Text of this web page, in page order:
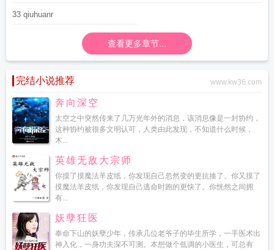
33 qiuhuanr
查看更多章节...
完结小说推荐 www.kw36.com
奔向深空
太空之中突然传来了几万光年外的消息，该消息像是一封协约，
这种协约被很多文明认可，人类由此发现，不知道什么时候，
木...
英雄无敌大宗师
你摸了摸魔法羊皮纸，你发现自己忽然变的更抗揍了。你又摸了
摸魔法羊皮纸，你发现自己逃命时跑的更快了。你恍然之间拥
有...
妖孽狂医
奉命下山的妖孽少年，传承几位老爷子的毕生所学，一手医术出
神入化，一身功夫深不可测。本想做个低调的小医生，可总有